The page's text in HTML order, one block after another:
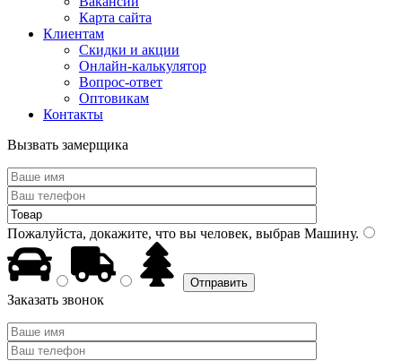
Карта сайта
Клиентам
Скидки и акции
Онлайн-калькулятор
Вопрос-ответ
Оптовикам
Контакты
Вызвать замерщика
Пожалуйста, докажите, что вы человек, выбрав Машину.
Заказать звонок